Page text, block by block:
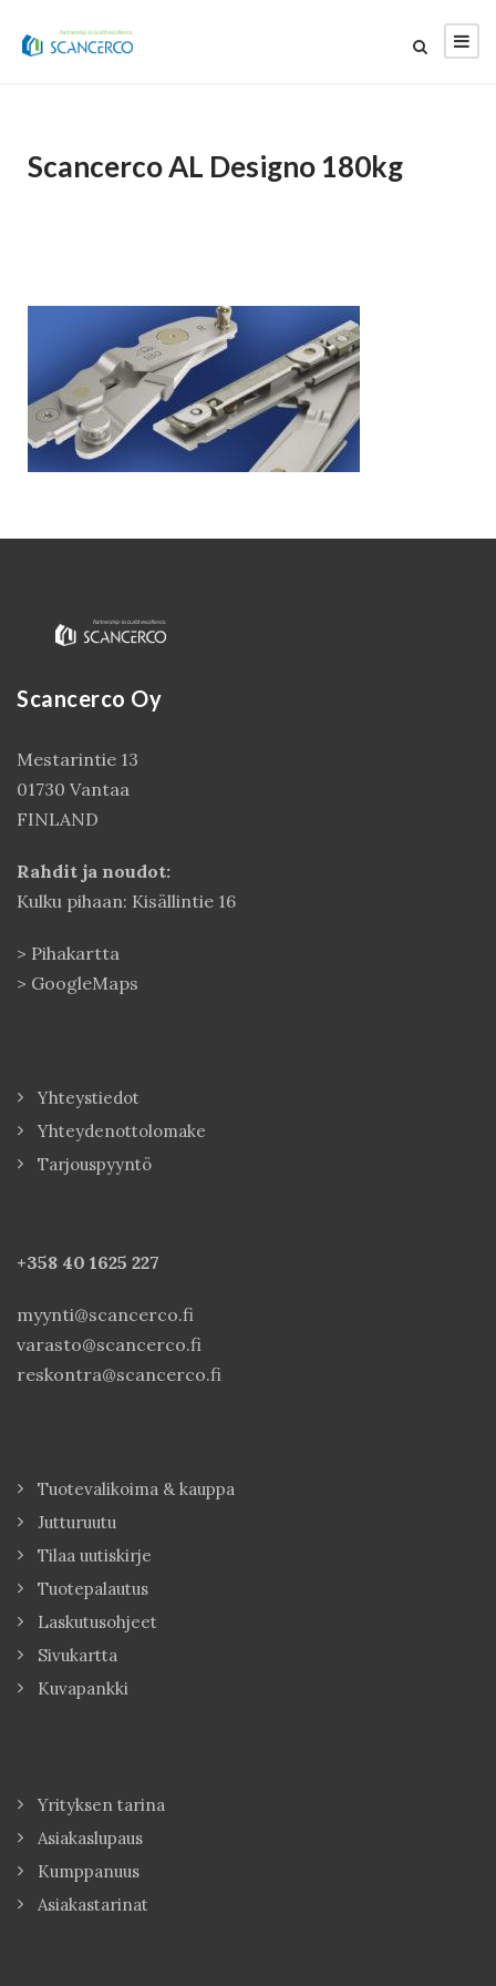
Scancerco AL Designo 180kg
Scancerco Oy
Mestarintie 13
01730 Vantaa
FINLAND
Rahdit ja noudot:
Kulku pihaan: Kisällintie 16
> Pihakartta
> GoogleMaps
Yhteystiedot
Yhteydenottolomake
Tarjouspyyntö
+358 40 1625 227
myynti@scancerco.fi
varasto@scancerco.fi
reskontra@scancerco.fi
Tuotevalikoima & kauppa
Jutturuutu
Tilaa uutiskirje
Tuotepalautus
Laskutusohjeet
Sivukartta
Kuvapankki
Yrityksen tarina
Asiakaslupaus
Kumppanuus
Asiakastarinat